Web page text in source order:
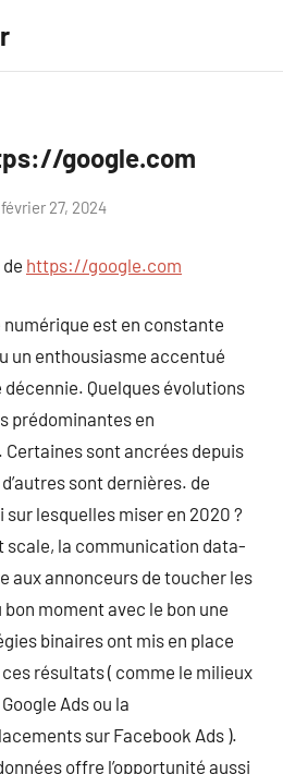
google.com
février 27, 2024
https://google.com
est en constante
un enthousiasme accentué
Quelques évolutions
prédominantes en
sont ancrées depuis
sont dernières. de
lesquelles miser en 2020 ?
scale, la communication data-
aux annonceurs de toucher les
moment avec le bon une
binaires ont mis en place
résultats ( comme le milieux
Ads ou la
sur Facebook Ads ).
offre l’opportunité aussi